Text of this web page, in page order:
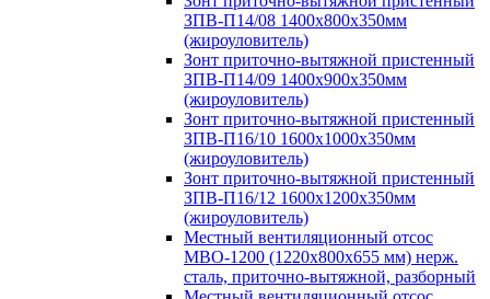
ЗПВ-П14/08 1400х800х350мм
(жироуловитель)
Зонт приточно-вытяжной пристенный
ЗПВ-П14/09 1400х900х350мм
(жироуловитель)
Зонт приточно-вытяжной пристенный
ЗПВ-П16/10 1600х1000х350мм
(жироуловитель)
Зонт приточно-вытяжной пристенный
ЗПВ-П16/12 1600х1200х350мм
(жироуловитель)
Местный вентиляционный отсос
МВО-1200 (1220х800х655 мм) нерж.
сталь, приточно-вытяжной, разборный